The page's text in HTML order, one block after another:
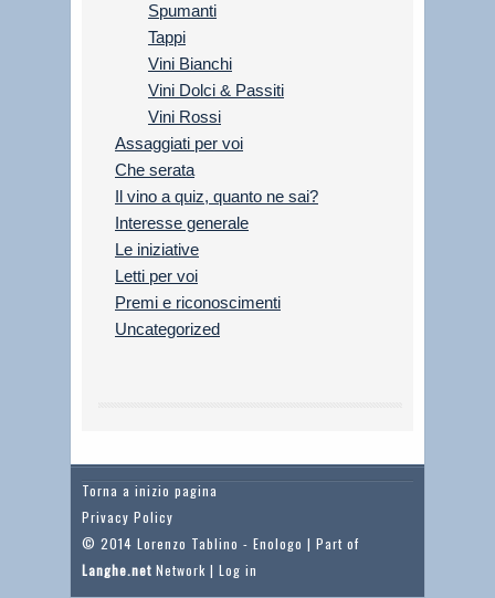
Spumanti
Tappi
Vini Bianchi
Vini Dolci & Passiti
Vini Rossi
Assaggiati per voi
Che serata
Il vino a quiz, quanto ne sai?
Interesse generale
Le iniziative
Letti per voi
Premi e riconoscimenti
Uncategorized
Torna a inizio pagina
Privacy Policy
© 2014 Lorenzo Tablino - Enologo | Part of
Langhe.net Network | Log in